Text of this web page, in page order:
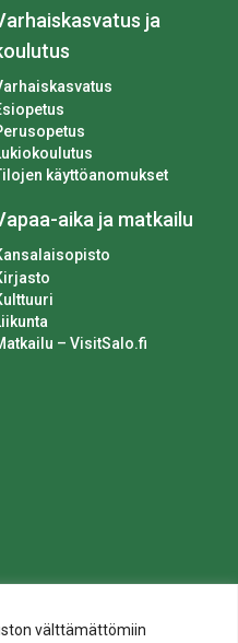
välttämättömiin
ja
käyttöanomukset
aika ja matkailu
– VisitSalo.fi